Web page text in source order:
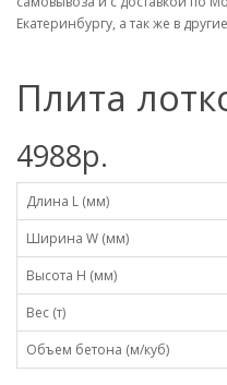
Екатеринбургу, а так же в
Плита
4988р.
Длина L (мм)
Ширина W (мм)
Высота H (мм)
Вес (т)
Объем бетона (м/куб)